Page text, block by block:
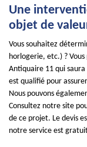
Une
objet de
Vous souhaitez
horlogerie, etc.) ?
Antiquaire 11 qui
est qualifié pour
Nous pouvons
Consultez notre site
de ce projet. Le devis
notre service est